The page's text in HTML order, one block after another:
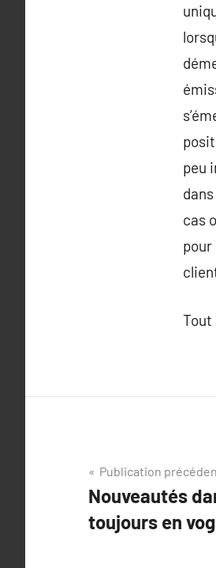
peu
cas
pour
Tout
Navigation
de
l’article
Publication
Nouveautés
toujours en